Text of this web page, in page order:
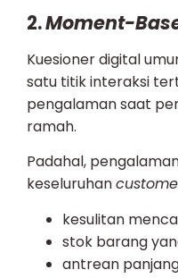
2.Moment-
Kuesioner digital
satu titik interaksi
pengalaman saat
ramah.
Padahal,
keseluruhan
kesulitan
stok barang
antrean